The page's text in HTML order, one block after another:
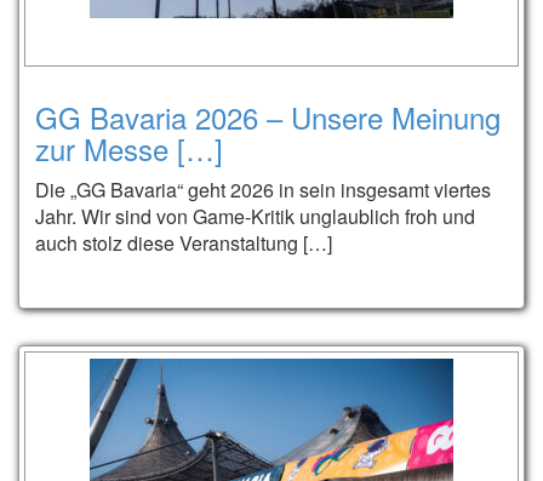
GG Bavaria 2026 – Unsere Meinung
zur Messe […]
Die „GG Bavaria“ geht 2026 in sein insgesamt viertes
Jahr. Wir sind von Game-Kritik unglaublich froh und
auch stolz diese Veranstaltung […]